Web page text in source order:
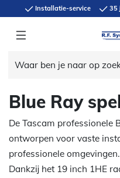
Installatie-service 35
Blue Ray
De Tascam professionele
ontworpen voor vaste
professionele omgevingen.
Dankzij het 19 inch 1HE